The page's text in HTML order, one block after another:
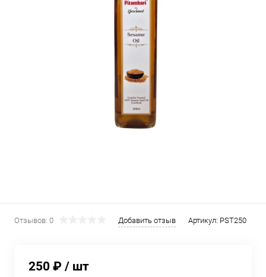
Отзывов: 0 Добавить отзыв Артикул: PST250
250 ₽ / шт